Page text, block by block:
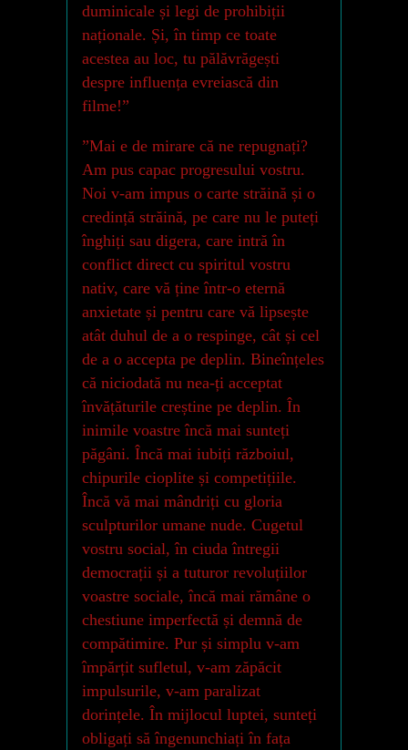
duminicale și legi de prohibiții
naționale. Și, în timp ce toate
acestea au loc, tu pălăvrăgești
despre influența evreiască din
filme!”
”Mai e de mirare că ne repugnați?
Am pus capac progresului vostru.
Noi v-am impus o carte străină și o
credință străină, pe care nu le puteți
înghiți sau digera, care intră în
conflict direct cu spiritul vostru
nativ, care vă ține într-o eternă
anxietate și pentru care vă lipsește
atât duhul de a o respinge, cât și cel
de a o accepta pe deplin. Bineînțeles
că niciodată nu nea-ți acceptat
învățăturile creștine pe deplin. În
inimile voastre încă mai sunteți
păgâni. Încă mai iubiți războiul,
chipurile cioplite și competițiile.
Încă vă mai mândriți cu gloria
sculpturilor umane nude. Cugetul
vostru social, în ciuda întregii
democrații și a tuturor revoluțiilor
voastre sociale, încă mai rămâne o
chestiune imperfectă și demnă de
compătimire. Pur și simplu v-am
împărțit sufletul, v-am zăpăcit
impulsurile, v-am paralizat
dorințele. În mijlocul luptei, sunteți
obligați să îngenunchiați în fața